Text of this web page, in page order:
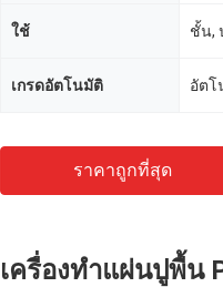
ใช้ ชั้น,
เกรดอัตโนมัติ อัตโ
ราคาถูกที่สุด
เครื่องทำแผ่นปูพื้น